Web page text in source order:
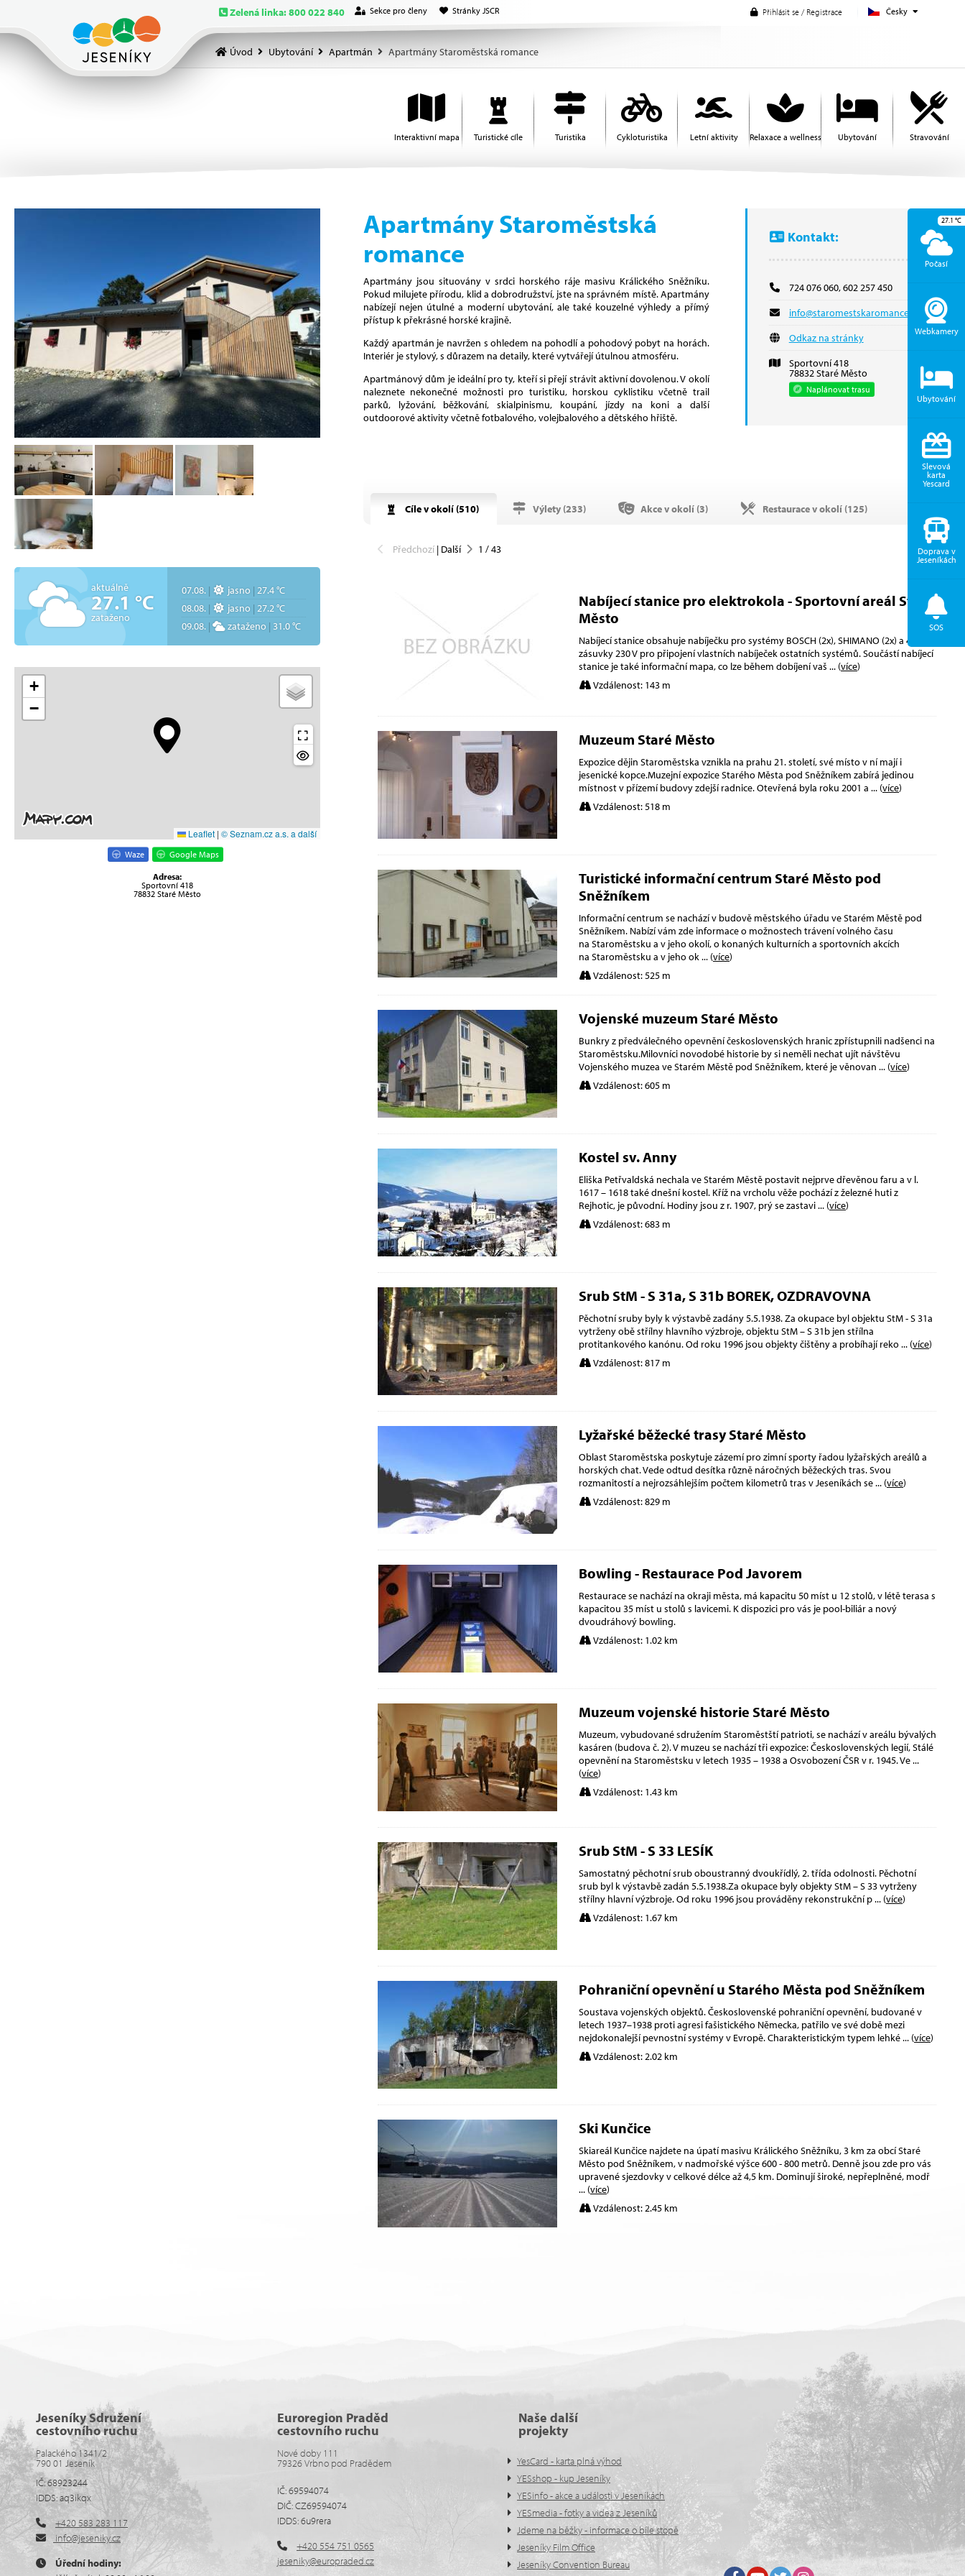
Česky
Přihlásit se / Registrace
Zelená linka: 800 022 840 Sekce pro členy Stránky JSCR
Úvod Ubytování Apartmán Apartmány Staroměstská romance
Interaktivní mapa Turistické cíle Turistika Cykloturistika Letní aktivity Relaxace a wellness Ubytování Stravování
aktuálně
27.1 °C
zataženo
07.08. | jasno | 27.4 °C
08.08. | jasno | 27.2 °C
09.08. | zataženo | 31.0 °C
+
−
Leaflet | © Seznam.cz a.s. a další
Waze Google Maps
Adresa:
Sportovní 418
78832 Staré Město
Kontakt:
724 076 060, 602 257 450
info@staromestskaromance.cz
Odkaz na stránky
Sportovní 418
78832 Staré Město
Naplánovat trasu
Apartmány Staroměstská
romance
Apartmány jsou situovány v srdci horského ráje masivu Králického Sněžníku.
Pokud milujete přírodu, klid a dobrodružství, jste na správném místě. Apartmány
nabízejí nejen útulné a moderní ubytování, ale také kouzelné výhledy a přímý
přístup k překrásné horské krajině.
Každý apartmán je navržen s ohledem na pohodlí a pohodový pobyt na horách.
Interiér je stylový, s důrazem na detaily, které vytvářejí útulnou atmosféru.
Apartmánový dům je ideální pro ty, kteří si přejí strávit aktivní dovolenou. V okolí
naleznete nekonečné možnosti pro turistiku, horskou cyklistiku včetně trail
parků, lyžování, běžkování, skialpinismu, koupání, jízdy na koni a další
outdoorové aktivity včetně fotbalového, volejbalového a dětského hřiště.
Cíle v okolí (510) Výlety (233) Akce v okolí (3) Restaurace v okolí (125)
Předchozí | Další 1 /43
Nabíjecí stanice pro elektrokola - Sportovní areál Staré
Město
Nabíjecí stanice obsahuje nabíječku pro systémy BOSCH (2x), SHIMANO (2x) a 4
zásuvky 230 V pro připojení vlastních nabíječek ostatních systémů. Součástí nabíjecí
stanice je také informační mapa, co lze během dobíjení vaš ... (více)
Vzdálenost: 143 m
Muzeum Staré Město
Expozice dějin Staroměstska vznikla na prahu 21. století, své místo v ní mají i
jesenické kopce.Muzejní expozice Starého Města pod Sněžníkem zabírá jedinou
místnost v přízemí budovy zdejší radnice. Otevřená byla roku 2001 a ... (více)
Vzdálenost: 518 m
Turistické informační centrum Staré Město pod
Sněžníkem
Informační centrum se nachází v budově městského úřadu ve Starém Městě pod
Sněžníkem. Nabízí vám zde informace o možnostech trávení volného času
na Staroměstsku a v jeho okolí, o konaných kulturních a sportovních akcích
na Staroměstsku a v jeho ok... (více)
Vzdálenost: 525 m
Vojenské muzeum Staré Město
Bunkry z předválečného opevnění československých hranic zpřístupnili nadšenci na
Staroměstsku.Milovníci novodobé historie by si neměli nechat ujít návštěvu
Vojenského muzea ve Starém Městě pod Sněžníkem, které je věnovan ... (více)
Vzdálenost: 605 m
Kostel sv. Anny
Eliška Petřvaldská nechala ve Starém Městě postavit nejprve dřevěnou faru a v l.
1617 – 1618 také dnešní kostel. Kříž na vrcholu věže pochází z železné huti z
Rejhotic, je původní. Hodiny jsou z r. 1907, prý se zastavi... (více)
Vzdálenost: 683 m
Srub StM - S 31a, S 31b BOREK, OZDRAVOVNA
Pěchotní sruby byly k výstavbě zadány 5.5.1938. Za okupace byl objektu StM - S 31a
vytrženy obě střílny hlavního výzbroje, objektu StM – S 31b jen střílna
protitankového kanónu. Od roku 1996 jsou objekty čištěny a probíhají reko... (více)
Vzdálenost: 817 m
Lyžařské běžecké trasy Staré Město
Oblast Staroměstska poskytuje zázemí pro zimní sporty řadou lyžařských areálů a
horských chat. Vede odtud desítka různě náročných běžeckých tras. Svou
rozmanitostí a nejrozsáhlejším počtem kilometrů tras v Jeseníkách se... (více)
Vzdálenost: 829 m
Bowling - Restaurace Pod Javorem
Restaurace se nachází na okraji města, má kapacitu 50 míst u 12 stolů, v létě terasa s
kapacitou 35 míst u stolů s lavicemi. K dispozici pro vás je pool-biliár a nový
dvoudráhový bowling.
Vzdálenost: 1.02 km
Muzeum vojenské historie Staré Město
Muzeum, vybudované sdružením Staroměstští patrioti, se nachází v areálu bývalých
kasáren (budova č. 2). V muzeu se nachází tři expozice: Československých legií, Stálé
opevnění na Staroměstsku v letech 1935 – 1938 a Osvobození ČSR v r. 1945. Ve...
(více)
Vzdálenost: 1.43 km
Srub StM - S 33 LESÍK
Samostatný pěchotní srub oboustranný dvoukřídlý, 2. třída odolnosti. Pěchotní
srub byl k výstavbě zadán 5.5.1938.Za okupace byly objekty StM – S 33 vytrženy
střílny hlavní výzbroje. Od roku 1996 jsou prováděny rekonstrukční p... (více)
Vzdálenost: 1.67 km
Pohraniční opevnění u Starého Města pod Sněžníkem
Soustava vojenských objektů. Československé pohraniční opevnění, budované v
letech 1937–1938 proti agresi fašistického Německa, patřilo ve své době mezi
nejdokonalejší pevnostní systémy v Evropě. Charakteristickým typem lehké... (více)
Vzdálenost: 2.02 km
Ski Kunčice
Skiareál Kunčice najdete na úpatí masivu Králického Sněžníku, 3 km za obcí Staré
Město pod Sněžníkem, v nadmořské výšce 600 - 800 metrů. Denně jsou zde pro vás
upravené sjezdovky v celkové délce až 4,5 km. Dominují široké, nepřeplněné, modř
... (více)
Vzdálenost: 2.45 km
Jeseníky Sdružení
cestovního ruchu
Palackého 1341/2
790 01 Jeseník
IČ: 68923244
IDDS: aq3ikqx
+420 583 283 117
info@jeseniky.cz
Úřední hodiny:
Euroregion Praděd
cestovního ruchu
Nové doby 111
79326 Vrbno pod Pradědem
IČ: 69594074
DIČ: CZ69594074
IDDS: 6u9rera
+420 554 751 0565
jeseniky@europraded.cz
Naše další
projekty
YesCard - karta plná výhod
YESshop - kup Jeseníky
YESinfo - akce a události v Jeseníkách
YESmedia - fotky a videa z Jeseníků
Jdeme na běžky - informace o bíle stopě
Jeseníky Film Office
Jeseníky Convention Bureau
Počasí
27.1 °C
Webkamery
Ubytování
Slevová
karta
Yescard
Doprava v
Jeseníkách
SOS